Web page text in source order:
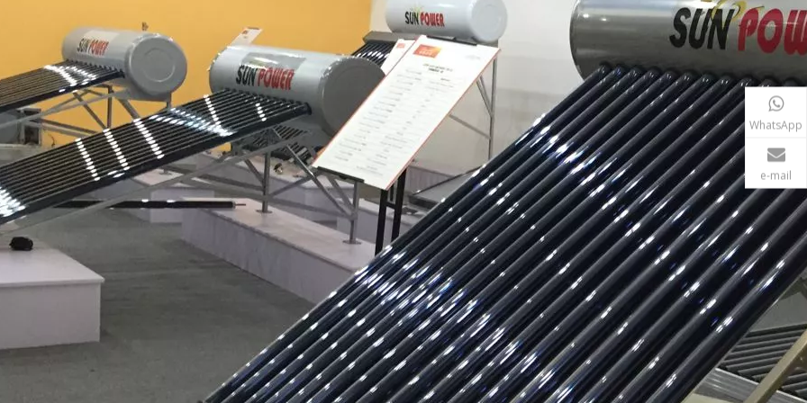
Tubo de vacío de
Calentador solar de
Bobina de cobre Precalentamiento
tubo de vacío Calentador solar de
agua
Bobina de cobre sin tanque tubo
evacuado calentador de agua solar
WhatsApp
e-mail